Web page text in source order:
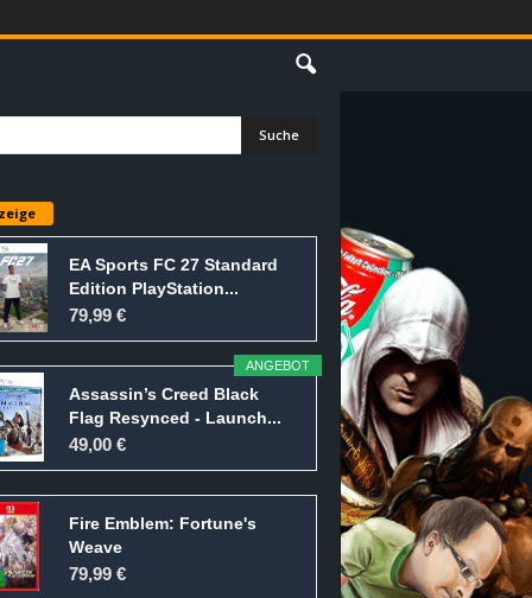
EA Sports FC 27 Standard
Edition PlayStation...
79,99 €
ANGEBOT
Assassin’s Creed Black
Flag Resynced - Launch...
49,00 €
Fire Emblem: Fortune's
Weave
79,99 €